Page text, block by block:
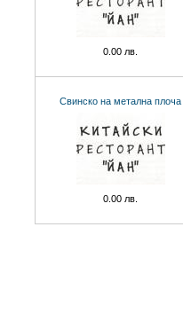
0.00 лв.
Свинско на метална плоча
0.00 лв.